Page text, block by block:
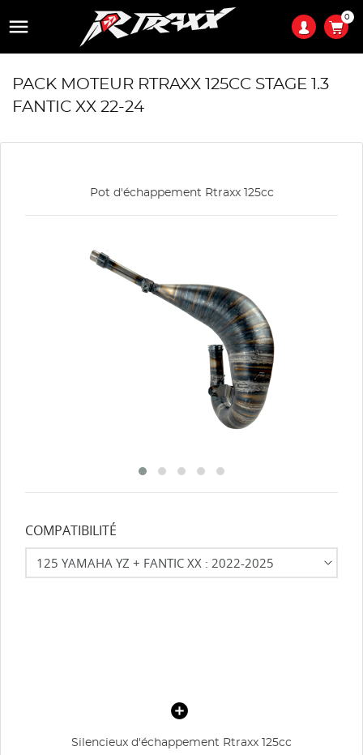
 0
PACK MOTEUR RTRAXX 125CC STAGE 1.3
FANTIC XX 22-24
Pot d'échappement Rtraxx 125cc
COMPATIBILITÉ
Silencieux d'échappement Rtraxx 125cc